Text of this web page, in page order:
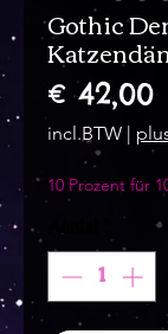
Gothic
€ 42,00
incl.BTW |
10 Prozent für
Aantal